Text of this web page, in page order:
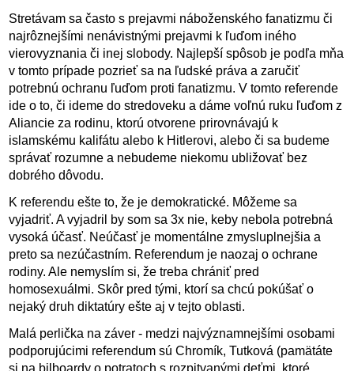
Stretávam sa často s prejavmi náboženského fanatizmu či
najrôznejšími nenávistnými prejavmi k ľuďom iného
vierovyznania či inej slobody. Najlepší spôsob je podľa mňa
v tomto prípade pozrieť sa na ľudské práva a zaručiť
potrebnú ochranu ľuďom proti fanatizmu. V tomto referende
ide o to, či ideme do stredoveku a dáme voľnú ruku ľuďom z
Aliancie za rodinu, ktorú otvorene prirovnávajú k
islamskému kalifátu alebo k Hitlerovi, alebo či sa budeme
správať rozumne a nebudeme niekomu ubližovať bez
dobrého dôvodu.
K referendu ešte to, že je demokratické. Môžeme sa
vyjadriť. A vyjadril by som sa 3x nie, keby nebola potrebná
vysoká účasť. Neúčasť je momentálne zmysluplnejšia a
preto sa nezúčastním. Referendum je naozaj o ochrane
rodiny. Ale nemyslím si, že treba chrániť pred
homosexuálmi. Skôr pred tými, ktorí sa chcú pokúšať o
nejaký druh diktatúry ešte aj v tejto oblasti.
Malá perlička na záver - medzi najvýznamnejšími osobami
podporujúcimi referendum sú Chromík, Tutková (pamätáte